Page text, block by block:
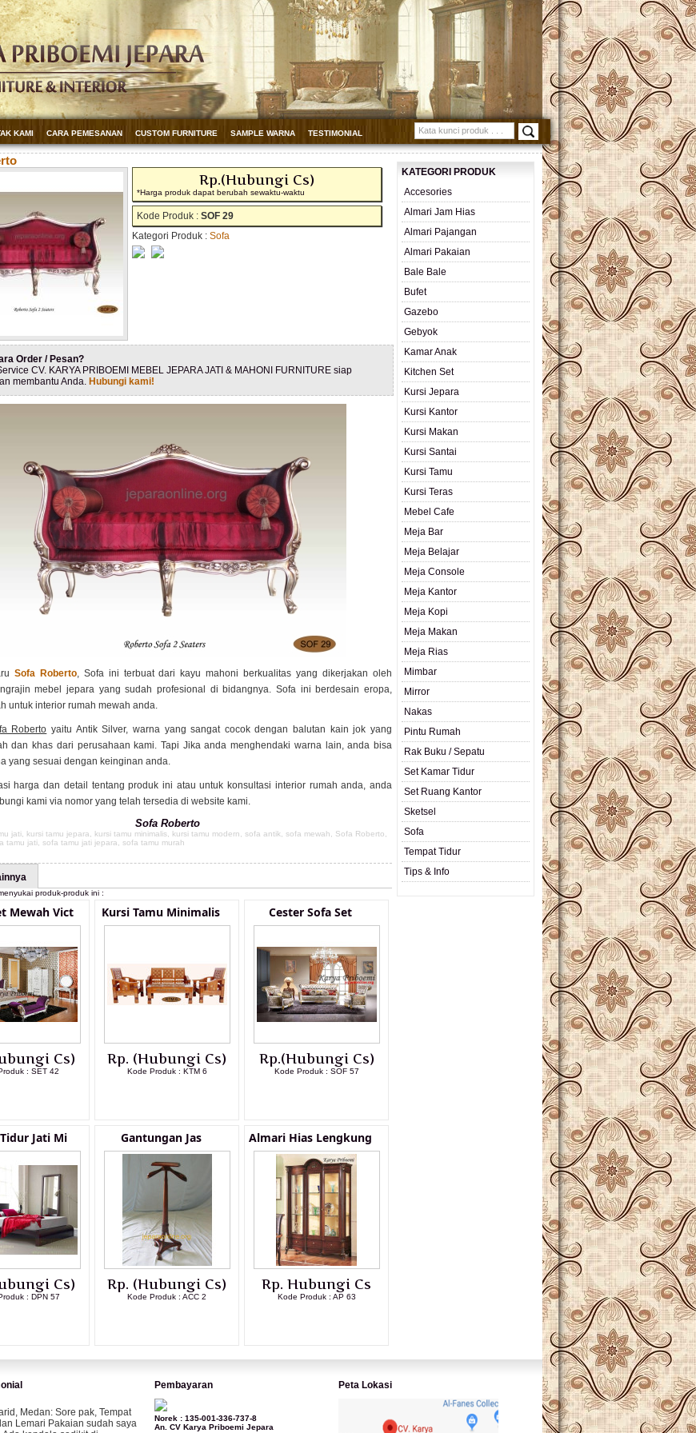
KAMI CARA PEMESANAN CUSTOM FURNITURE SAMPLE WARNA
TESTIMONIAL
Rp.(Hubungi Cs)
*Harga produk dapat berubah sewaktu-waktu
Kode Produk : SOF 29
Kategori Produk : Sofa
Order / Pesan?
CV. KARYA PRIBOEMI MEBEL JEPARA JATI & MAHONI FURNITURE siap
membantu Anda. Hubungi kami!
Sofa Roberto, Sofa ini terbuat dari kayu mahoni berkualitas yang dikerjakan oleh
mebel jepara yang sudah profesional di bidangnya. Sofa ini berdesain eropa,
untuk interior rumah mewah anda.
Roberto yaitu Antik Silver, warna yang sangat cocok dengan balutan kain jok yang
dan khas dari perusahaan kami. Tapi Jika anda menghendaki warna lain, anda bisa
yang sesuai dengan keinginan anda.
harga dan detail tentang produk ini atau untuk konsultasi interior rumah anda, anda
kami via nomor yang telah tersedia di website kami.
Sofa Roberto
jati kursi tamu jepara kursi tamu minimalis kursi tamu modern sofa antik sofa mewah Sofa Roberto
tamu jati sofa tamu jati jepara sofa tamu murah
produk-produk ini :
Mewah Vict
Cs)
: SET 42
Kursi Tamu Minimalis
Rp. (Hubungi Cs)
Kode Produk : KTM 6
Cester Sofa Set
Rp.(Hubungi Cs)
Kode Produk : SOF 57
Jati Mi
Cs)
: DPN 57
Gantungan Jas
Rp. (Hubungi Cs)
Kode Produk : ACC 2
Almari Hias Lengkung
Rp. Hubungi Cs
Kode Produk : AP 63
KATEGORI PRODUK
Accesories
Almari Jam Hias
Almari Pajangan
Almari Pakaian
Bale Bale
Bufet
Gazebo
Gebyok
Kamar Anak
Kitchen Set
Kursi Jepara
Kursi Kantor
Kursi Makan
Kursi Santai
Kursi Tamu
Kursi Teras
Mebel Cafe
Meja Bar
Meja Belajar
Meja Console
Meja Kantor
Meja Kopi
Meja Makan
Meja Rias
Mimbar
Mirror
Nakas
Pintu Rumah
Rak Buku / Sepatu
Set Kamar Tidur
Set Ruang Kantor
Sketsel
Sofa
Tempat Tidur
Tips & Info
Medan: Sore pak, Tempat
Lemari Pakaian sudah saya
Pembayaran
Norek : 135-001-336-737-8
An. CV Karya Priboemi Jepara
Peta Lokasi